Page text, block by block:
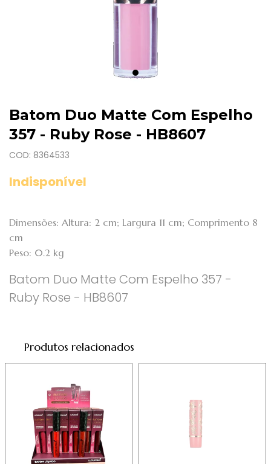
Batom Duo Matte Com Espelho
357 - Ruby Rose - HB8607
COD: 8364533
Indisponível
Dimensões: Altura: 2 cm; Largura 11 cm; Comprimento 8
cm
Peso: 0.2 kg
Batom Duo Matte Com Espelho 357 -
Ruby Rose - HB8607
Produtos relacionados